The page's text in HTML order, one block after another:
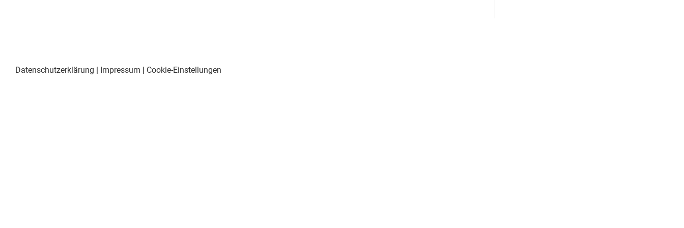
Datenschutzerklärung | Impressum | Cookie-Einstellungen